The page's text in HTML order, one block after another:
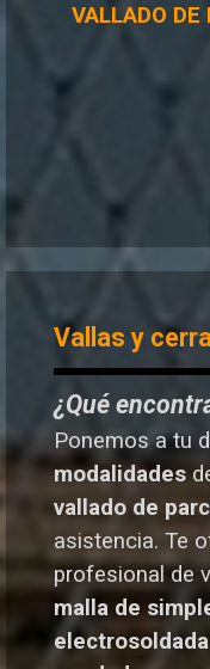
VALLADO DE
Vallas y
¿Qué
Ponemos a tu
modalidades
vallado de
asistencia. Te o
profesional de
malla de
electrosoldada